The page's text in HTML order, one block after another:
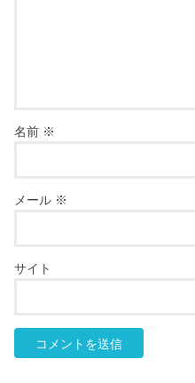
名前 ※
メール ※
サイト